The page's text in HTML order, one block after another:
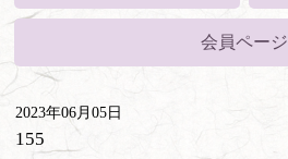
会員ページ
2023年06月05日
155